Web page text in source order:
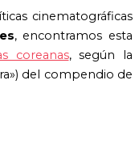
cinematográficas
, encontramos esta
coreanas, según la
del compendio de